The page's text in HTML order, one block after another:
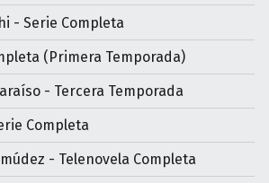
- Serie Completa
(Primera Temporada)
- Tercera Temporada
Completa
- Telenovela Completa